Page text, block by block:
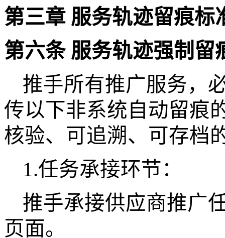
第三章 服务轨迹留痕标
第六条 服务轨迹强制留
推手所有推广服务，
传以下非系统自动留痕
核验、可追溯、可存档
1.任务承接环节：
推手承接供应商推广
页面。